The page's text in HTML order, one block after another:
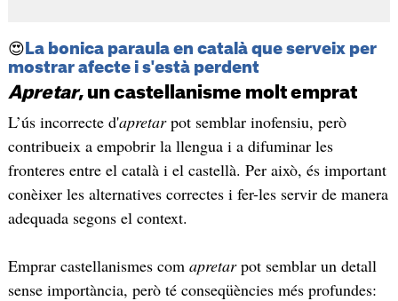
😍 La bonica paraula en català que serveix per
mostrar afecte i s'està perdent
Apretar, un castellanisme molt emprat
L’ús incorrecte d'apretarpot semblar inofensiu, però
contribueix a empobrir la llengua i a difuminar les
fronteres entre el català i el castellà. Per això, és important
conèixer les alternatives correctes i fer-les servir de manera
adequada segons el context.
Emprar castellanismes com apretarpot semblar un detall
sense importància, però té conseqüències més profundes: